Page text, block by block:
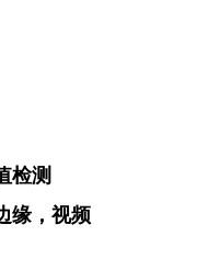
检测
缘，视频